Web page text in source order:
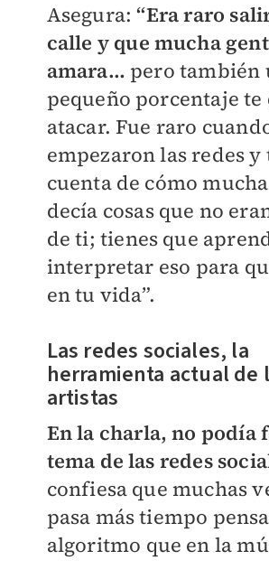
Asegura:“Era raro
calle y que mucha
amara… pero también
pequeño porcentaje
atacar. Fue raro
empezaron las redes y
cuenta de cómo
decía cosas que no
de ti; tienes que
interpretar eso para
en tu vida”.
Las redes sociales, la
herramienta actual de
artistas
En la charla, no podía
tema de las redes
confiesa que muchas
pasa más tiempo
algoritmo que en la